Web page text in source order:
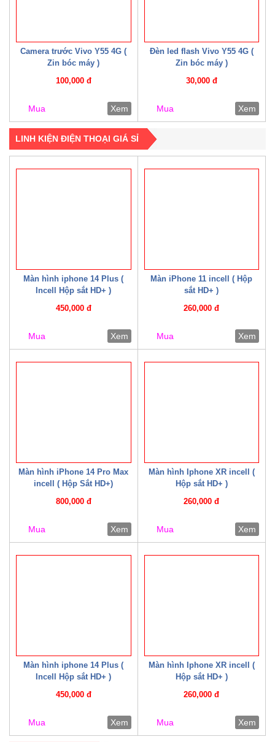
Camera trước Vivo Y55 4G (
Zin bóc máy )
100,000 đ
Mua Xem
Đèn led flash Vivo Y55 4G (
Zin bóc máy )
30,000 đ
Mua Xem
LINH KIỆN ĐIỆN THOẠI GIÁ SỈ
Màn hình iphone 14 Plus (
Incell Hộp sắt HD+ )
450,000 đ
Mua Xem
Màn iPhone 11 incell ( Hộp
sắt HD+ )
260,000 đ
Mua Xem
Màn hình iPhone 14 Pro Max
incell ( Hộp Sắt HD+)
800,000 đ
Mua Xem
Màn hình Iphone XR incell (
Hộp sắt HD+ )
260,000 đ
Mua Xem
Màn hình iphone 14 Plus (
Incell Hộp sắt HD+ )
450,000 đ
Mua Xem
Màn hình Iphone XR incell (
Hộp sắt HD+ )
260,000 đ
Mua Xem